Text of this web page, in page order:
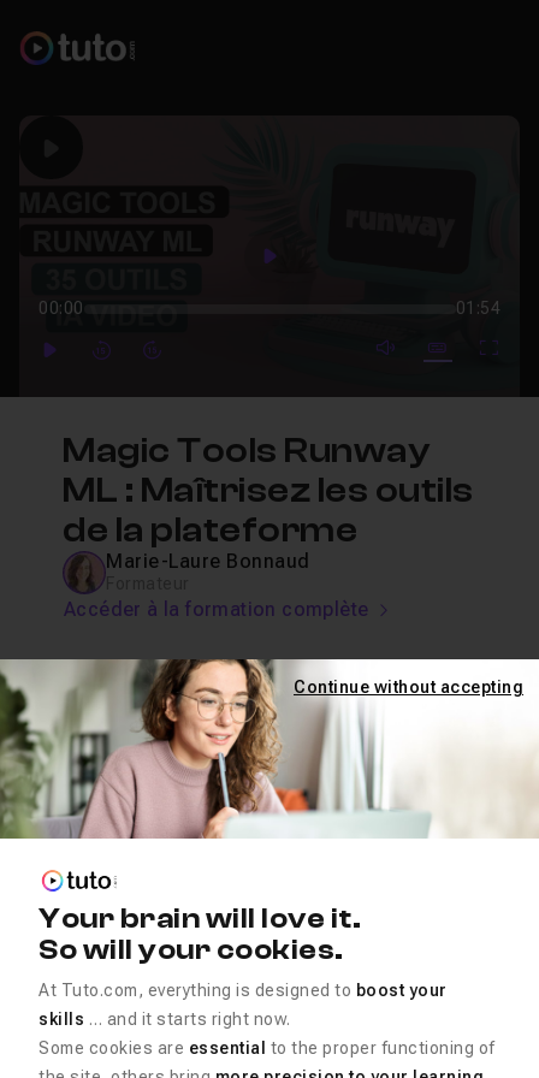
Play
00:00 01:54
PlayForwardForward mute video
Subtitles
Magic Tools Runway
ML : Maîtrisez les outils
de la plateforme
Marie-Laure Bonnaud
Accéder à la formation complète